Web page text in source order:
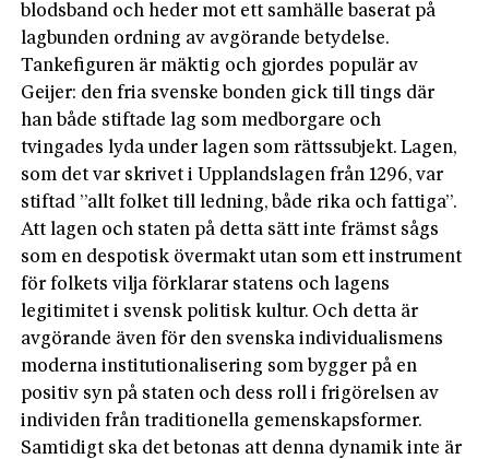
blodsband och heder mot ett samhälle baserat på
lagbunden ordning av avgörande betydelse.
Tankefiguren är mäktig och gjordes populär av
Geijer: den fria svenske bonden gick till tings där
han både stiftade lag som medborgare och
tvingades lyda under lagen som rättssubjekt. Lagen,
som det var skrivet i Upplandslagen från 1296, var
stiftad ”allt folket till ledning, både rika och fattiga”.
Att lagen och staten på detta sätt inte främst sågs
som en despotisk övermakt utan som ett instrument
för folkets vilja förklarar statens och lagens
legitimitet i svensk politisk kultur. Och detta är
avgörande även för den svenska individualismens
moderna institutionalisering som bygger på en
positiv syn på staten och dess roll i frigörelsen av
individen från traditionella gemenskapsformer.
Samtidigt ska det betonas att denna dynamik inte är